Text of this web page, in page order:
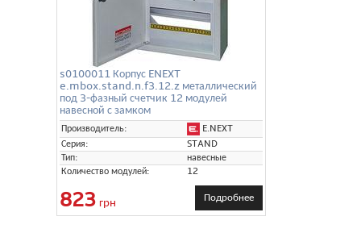
s0100011 Корпус ENEXT
e.mbox.stand.n.f3.12.z металлический
под 3-фазный счетчик 12 модулей
навесной с замком
Производитель:
E.NEXT
Серия:
STAND
Тип:
навесные
Количество модулей:
12
823 грн Подробнее